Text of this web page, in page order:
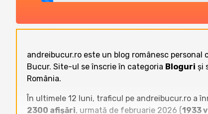
andreibucur.ro este un blog românesc
Bucur. Site-ul se înscrie în categoria Bloguri și
România.
În ultimele 12 luni, traficul pe andreibucur.ro a
2300 afișări, urmată de februarie 2026 (1933